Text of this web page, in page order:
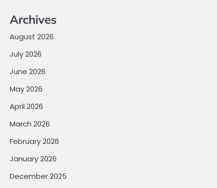
Archives
August 2026
July 2026
June 2026
May 2026
April 2026
March 2026
February 2026
January 2026
December 2025